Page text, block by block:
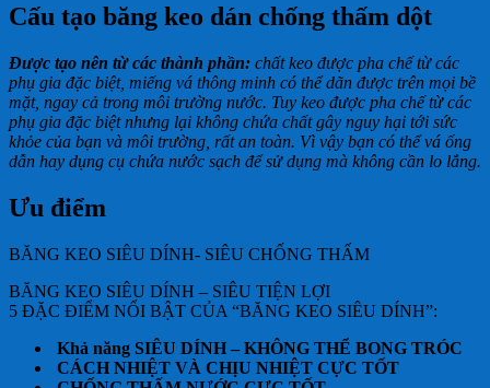
Cấu tạo băng keo dán chống thấm dột
Được tạo nên từ các thành phần: chất keo được pha chế từ các
phụ gia đặc biệt, miếng vá thông minh có thể dãn được trên mọi bề
mặt, ngay cả trong môi trường nước. Tuy keo được pha chế từ các
phụ gia đặc biệt nhưng lại không chứa chất gây nguy hại tới sức
khỏe của bạn và môi trường, rất an toàn. Vì vậy bạn có thể vá ống
dẫn hay dụng cụ chứa nước sạch để sử dụng mà không cần lo lắng.
Ưu điểm
BĂNG KEO SIÊU DÍNH- SIÊU CHỐNG THẤM
BĂNG KEO SIÊU DÍNH – SIÊU TIỆN LỢI
5 ĐẶC ĐIỂM NỔI BẬT CỦA “BĂNG KEO SIÊU DÍNH”:
Khả năng SIÊU DÍNH – KHÔNG THỂ BONG TRÓC
CÁCH NHIỆT VÀ CHỊU NHIỆT CỰC TỐT